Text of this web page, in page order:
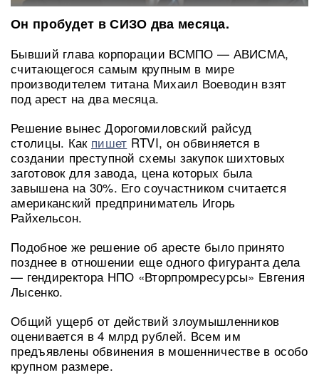
Он пробудет в СИЗО два месяца.
Бывший глава корпорации ВСМПО — АВИСМА,
считающегося самым крупным в мире
производителем титана Михаил Воеводин взят
под арест на два месяца.
Решение вынес Дорогомиловский райсуд
столицы. Как пишет RTVI, он обвиняется в
создании преступной схемы закупок шихтовых
заготовок для завода, цена которых была
завышена на 30%. Его соучастником считается
американский предприниматель Игорь
Райхельсон.
Подобное же решение об аресте было принято
позднее в отношении еще одного фигуранта дела
— гендиректора НПО «Вторпромресурсы» Евгения
Лысенко.
Общий ущерб от действий злоумышленников
оценивается в 4 млрд рублей. Всем им
предъявлены обвинения в мошенничестве в особо
крупном размере.